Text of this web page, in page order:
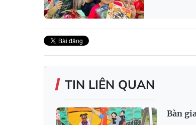
TIN LIÊN QUAN
Bàn